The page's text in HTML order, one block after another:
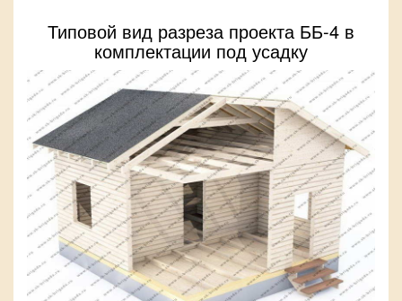
Типовой вид разреза проекта ББ-4 в
комплектации под усадку